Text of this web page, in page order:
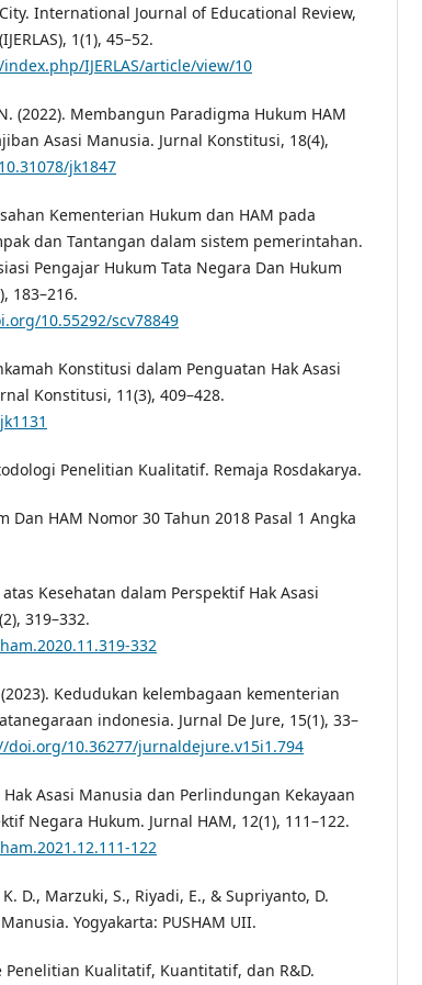
International Journal of Educational Review,
1(1), 45–52.
IJERLAS/article/view/10
(2022). Membangun Paradigma Hukum HAM
Asasi Manusia. Jurnal Konstitusi, 18(4),
jk1847
Kementerian Hukum dan HAM pada
dan Tantangan dalam sistem pemerintahan.
Pengajar Hukum Tata Negara Dan Hukum
183–216.
10.55292/scv78849
Konstitusi dalam Penguatan Hak Asasi
Konstitusi, 11(3), 409–428.
Penelitian Kualitatif. Remaja Rosdakarya.
Dan HAM Nomor 30 Tahun 2018 Pasal 1 Angka
Kesehatan dalam Perspektif Hak Asasi
319–332.
332
Kedudukan kelembagaan kementerian
indonesia. Jurnal De Jure, 15(1), 33–
10.36277/jurnaldejure.v15i1.794
Asasi Manusia dan Perlindungan Kekayaan
Negara Hukum. Jurnal HAM, 12(1), 111–122.
122
D., Marzuki, S., Riyadi, E., & Supriyanto, D.
Yogyakarta: PUSHAM UII.
Penelitian Kualitatif, Kuantitatif, dan R&D.